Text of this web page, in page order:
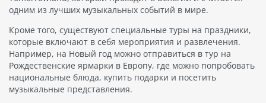
одним из лучших музыкальных событий в мире.
Кроме того, существуют специальные туры на праздники,
которые включают в себя мероприятия и развлечения.
Например, на Новый год можно отправиться в тур на
Рождественские ярмарки в Европу, где можно попробовать
национальные блюда, купить подарки и посетить
музыкальные представления.